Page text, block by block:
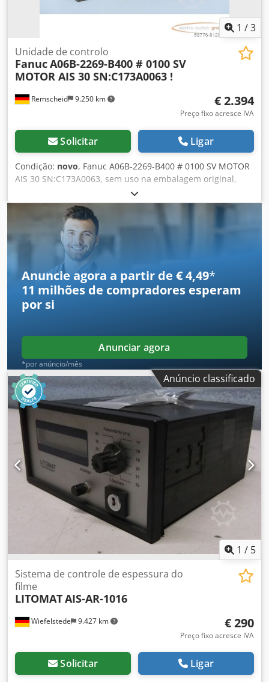
1 /3
Remscheid 9.250 km
Unidade de controlo
FanucA06B-2269-B400 # 0100 SV
MOTOR AIS 30 SN:C173A0063 !
€ 2.394
Preço fixo acresce IVA
Solicitar Ligar
Condição: novo, Fanuc A06B-2269-B400 # 0100 SV MOTOR
AIS 30 SN:C173A0063, sem uso na embalagem original,
100% funcional, escopo de entrega conforme fotos Cjdpfx
Aoi D H Rzenqsrf
Anuncie agora a partir de € 4,49*
11 milhões de compradores esperam
por si
Anunciar agora
*por anúncio/mês
Anúncio classificado
1 / 5
Wiefelstede 9.427 km
Sistema de controle de espessura do
filme
LITOMATAIS-AR-1016
€ 290
Preço fixo acresce IVA
Solicitar Ligar